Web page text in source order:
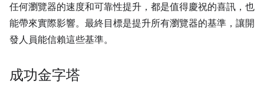
任何瀏覽器的速度和可靠性提升，都是值得慶祝的喜訊，也
能帶來實際影響。最終目標是提升所有瀏覽器的基準，讓開
發人員能信賴這些基準。
成功金字塔